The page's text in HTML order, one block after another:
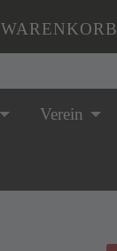
WARENKORB
Verein